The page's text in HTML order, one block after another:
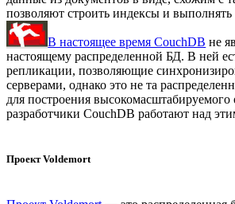
позволяют строить индексы и выполнять
В настоящее время CouchDB не
настоящему распределенной БД. В ней
репликации, позволяющие
серверами, однако это не та
для построения
разработчики CouchDB работают над
Проект Voldemort